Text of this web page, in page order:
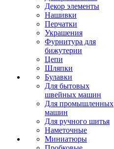
Декор элементы
Нашивки
Перчатки
Украшения
Фурнитура для
бижутерии
Цепи
Шляпки
Булавки
Для бытовых
швейных машин
Для промышленных
машин
Для ручного шитья
Наметочные
Миниатюры